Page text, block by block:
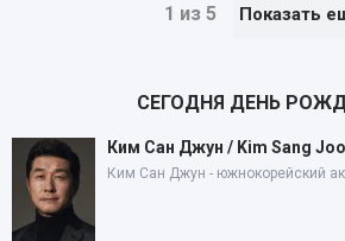
1 из 5 Показать
СЕГОДНЯ ДЕНЬ
Ким Сан Джун / Kim Sang
Ким Сан Джун - южнокорейский